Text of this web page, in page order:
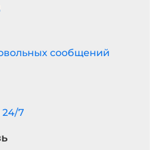
сообщений
24/7